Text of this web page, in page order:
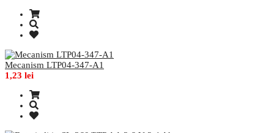
Mecanism LTP04-347-A1
1,23 lei